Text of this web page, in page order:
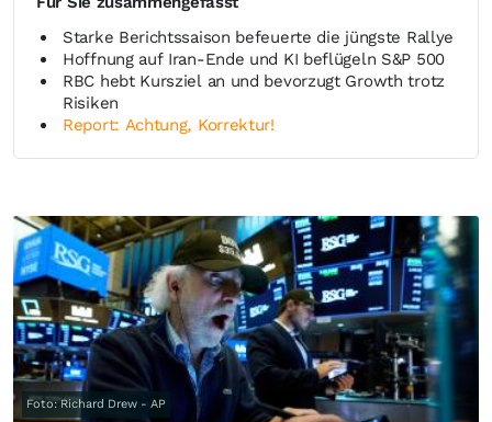
Starke Berichtssaison befeuerte die jüngste Rallye
Hoffnung auf Iran-Ende und KI beflügeln S&P 500
RBC hebt Kursziel an und bevorzugt Growth trotz
Risiken
Report: Achtung, Korrektur!
Foto: Richard Drew - AP